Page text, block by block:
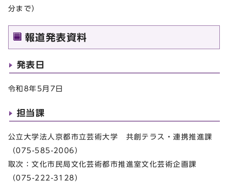
分まで）
報道発表資料
発表日
令和8年5月7日
担当課
公立大学法人京都市立芸術大学 共創テラス・連携推進課
（075-585-2006）
取次：文化市民局文化芸術都市推進室文化芸術企画課
（075-222-3128）